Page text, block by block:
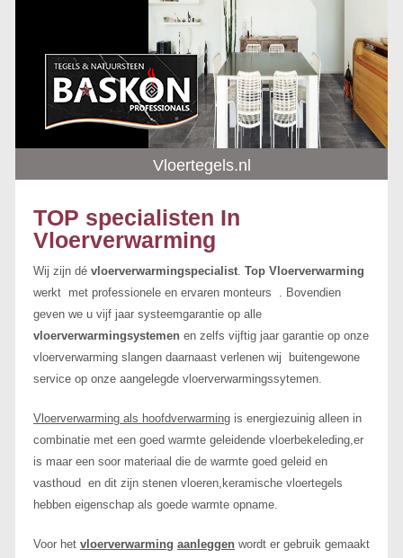
Vloertegels.nl
TOP specialisten In
Vloerverwarming
Wij zijn dé vloerverwarmingspecialist. Top Vloerverwarming
werkt met professionele en ervaren monteurs . Bovendien
geven we u vijf jaar systeemgarantie op alle
vloerverwarmingsystemen en zelfs vijftig jaar garantie op onze
vloerverwarming slangen daarnaast verlenen wij buitengewone
service op onze aangelegde vloerverwarmingssytemen.
Vloerverwarming als hoofdverwarming is energiezuinig alleen in
combinatie met een goed warmte geleidende vloerbekeleding,er
is maar een soor materiaal die de warmte goed geleid en
vasthoud en dit zijn stenen vloeren,keramische vloertegels
hebben eigenschap als goede warmte opname.
Voor het vloerverwarming aanleggen wordt er gebruik gemaakt